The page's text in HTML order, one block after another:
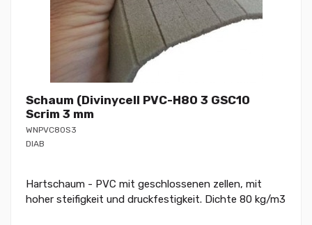
Schaum (Divinycell PVC-H80 3 GSC10
Scrim 3 mm
WNPVC80S3
DIAB
Hartschaum - PVC mit geschlossenen zellen, mit
hoher steifigkeit und druckfestigkeit. Dichte 80 kg/m3